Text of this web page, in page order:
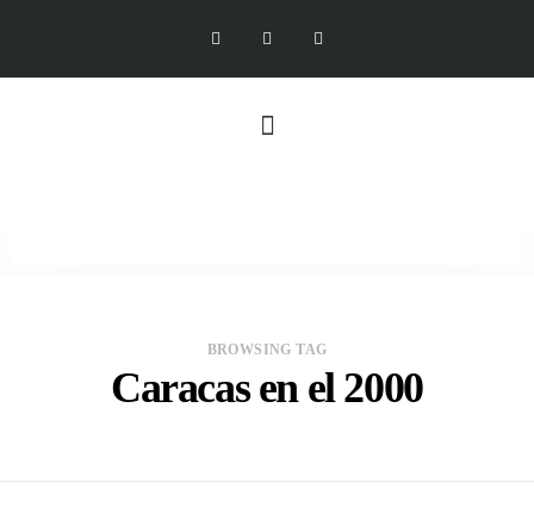
BROWSING TAG
Caracas en el 2000